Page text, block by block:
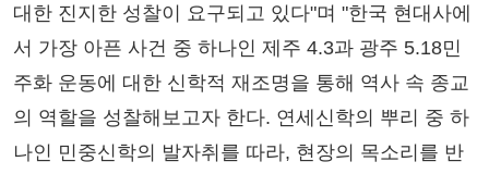
대한 진지한 성찰이 요구되고 있다"며 "한국 현대사에
서 가장 아픈 사건 중 하나인 제주 4.3과 광주 5.18민
주화 운동에 대한 신학적 재조명을 통해 역사 속 종교
의 역할을 성찰해보고자 한다. 연세신학의 뿌리 중 하
나인 민중신학의 발자취를 따라, 현장의 목소리를 반